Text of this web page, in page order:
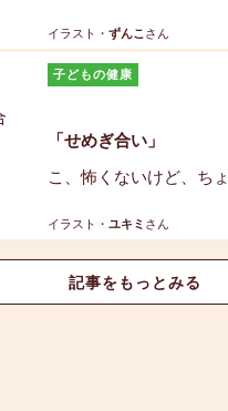
イラスト・ ずんこさん
接種しますが、他の予
本の針による皮下注射
（かんしん）」という
ンプを押すように注射
「はんこ注射」とも呼
事では、BCGワクチン
健師監修】【マンガ解説
イラスト・ ユキミ さん
「せめぎ合い」
こ、怖くないけど、ち
子どもの健康
記事をもっとみる